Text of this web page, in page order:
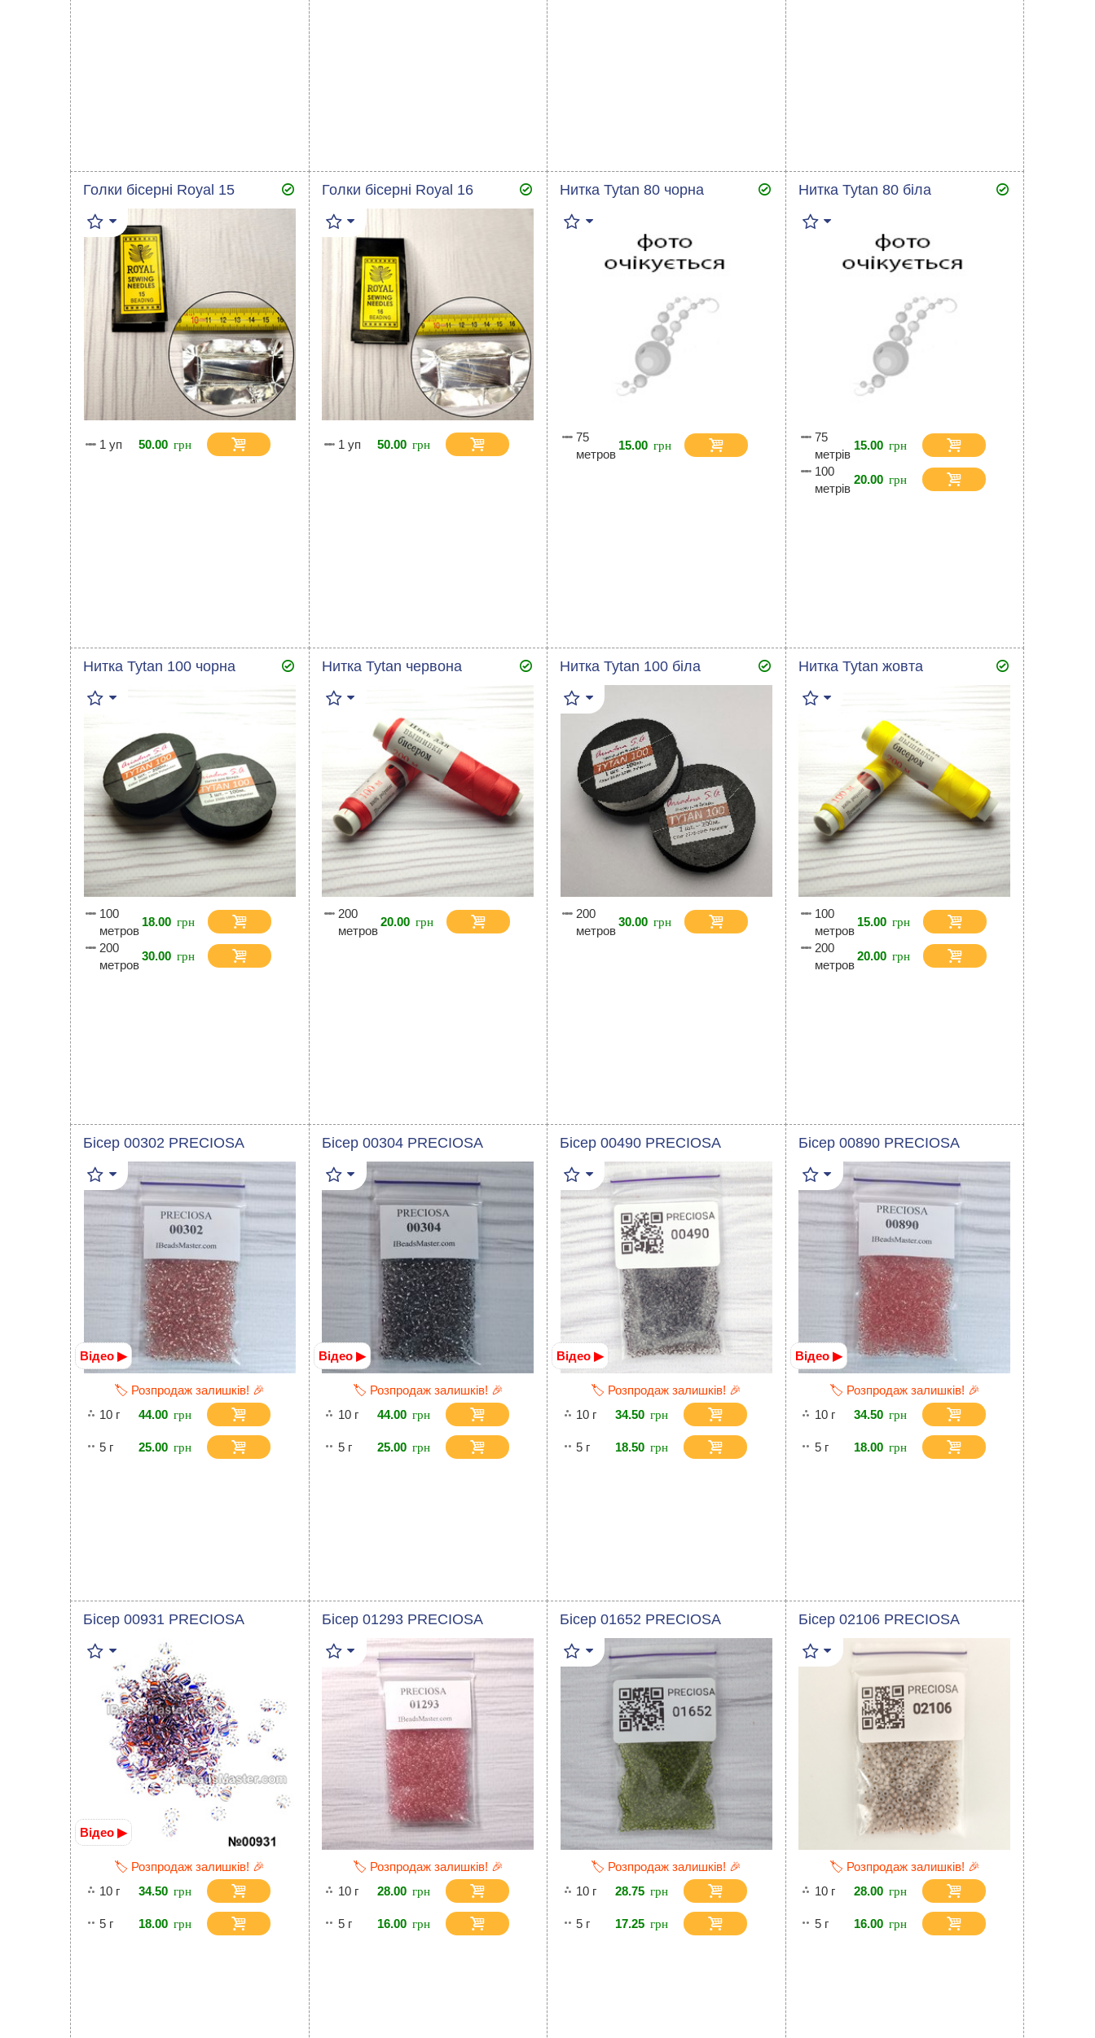
Голки бісерні Royal 15
1 уп 50.00
Голки бісерні Royal 16
1 уп 50.00
Нитка Tytan 80 чорна
75
метров
15.00
Нитка Tytan 80 біла
75
метрів
15.00
100
метрів
20.00
Нитка Tytan 100 чорна
100
метров
18.00
200
метров
30.00
Нитка Tytan червона
200
метров
20.00
Нитка Tytan 100 біла
200
метров
30.00
Нитка Tytan жовта
100
метров
15.00
200
метров
20.00
Бісер 00302 PRECIOSA
Відео ▶
🏷️ Розпродаж залишків! 🎉
10 г
44.00
5 г 25.00
Бісер 00304 PRECIOSA
Відео ▶
🏷️ Розпродаж залишків! 🎉
10 г
44.00
5 г 25.00
Бісер 00490 PRECIOSA
Відео ▶
🏷️ Розпродаж залишків! 🎉
10 г
34.50
5 г 18.50
Бісер 00890 PRECIOSA
Відео ▶
🏷️ Розпродаж залишків! 🎉
10 г
34.50
5 г 18.00
Бісер 00931 PRECIOSA
Відео ▶
🏷️ Розпродаж залишків! 🎉
10 г
34.50
5 г 18.00
Бісер 01293 PRECIOSA
🏷️ Розпродаж залишків! 🎉
10 г
28.00
5 г 16.00
Бісер 01652 PRECIOSA
🏷️ Розпродаж залишків! 🎉
10 г
28.75
5 г 17.25
Бісер 02106 PRECIOSA
🏷️ Розпродаж залишків! 🎉
10 г
28.00
5 г 16.00